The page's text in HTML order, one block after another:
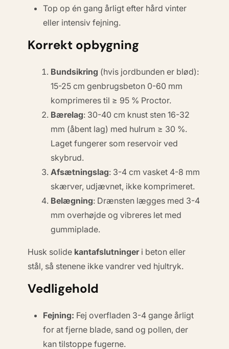
Top op én gang årligt efter hård vinter
eller intensiv fejning.
Korrekt opbygning
Bundsikring (hvis jordbunden er blød):
15-25 cm genbrugsbeton 0-60 mm
komprimeres til ≥ 95 % Proctor.
Bærelag: 30-40 cm knust sten 16-32
mm (åbent lag) med hulrum ≥ 30 %.
Laget fungerer som reservoir ved
skybrud.
Afsætningslag: 3-4 cm vasket 4-8 mm
skærver, udjævnet, ikke komprimeret.
Belægning: Drænsten lægges med 3-4
mm overhøjde og vibreres let med
gummiplade.
Husk solide kantafslutningeri beton eller
stål, så stenene ikke vandrer ved hjultryk.
Vedligehold
Fejning: Fej overfladen 3-4 gange årligt
for at fjerne blade, sand og pollen, der
kan tilstoppe fugerne.